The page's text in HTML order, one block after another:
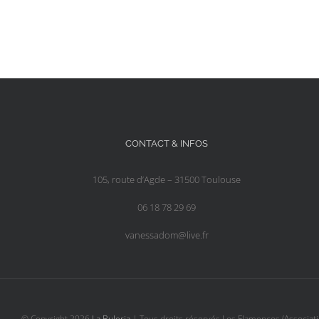
CONTACT & INFOS
105, route d’Agde – 31500 Toulouse
06 18 78 29 69
vanessadom@live.fr